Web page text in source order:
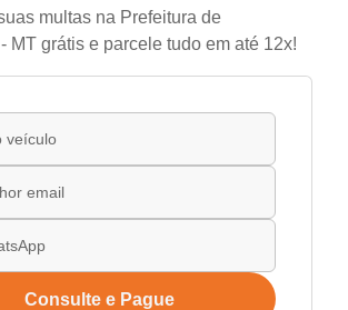
multas na Prefeitura de
MT grátis e parcele tudo em até 12x!
Consulte e Pague